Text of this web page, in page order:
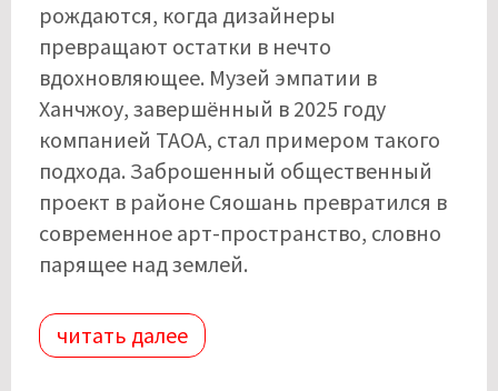
рождаются, когда дизайнеры
превращают остатки в нечто
вдохновляющее. Музей эмпатии в
Ханчжоу, завершённый в 2025 году
компанией TAOA, стал примером такого
подхода. Заброшенный общественный
проект в районе Сяошань превратился в
современное арт-пространство, словно
парящее над землей.
читать далее